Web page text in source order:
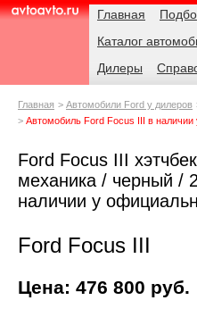
AvtoAvto.ru
Навигация Главная
Каталог
Дилеры
Родительские
Главная Автомобили Ford у дилеров
Автомобиль Ford Focus III в наличии
Ford Focus III
механика / черный /
наличии у
Ford Focus III
Цена: 476 800 руб.